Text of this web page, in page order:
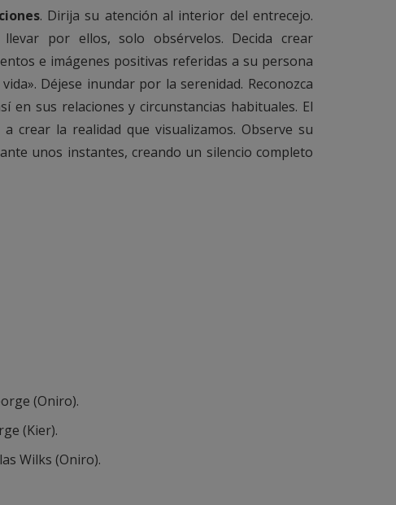
. Dirija su atención al interior del entrecejo.
por ellos, solo obsérvelos. Decida crear
e imágenes positivas referidas a su persona
Déjese inundar por la serenidad. Reconozca
en sus relaciones y circunstancias habituales. El
crear la realidad que visualizamos. Observe su
unos instantes, creando un silencio completo
(Oniro).
(Kier).
Wilks (Oniro).